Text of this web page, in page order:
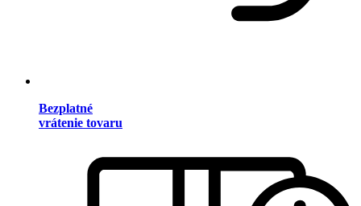
Bezplatné
vrátenie tovaru